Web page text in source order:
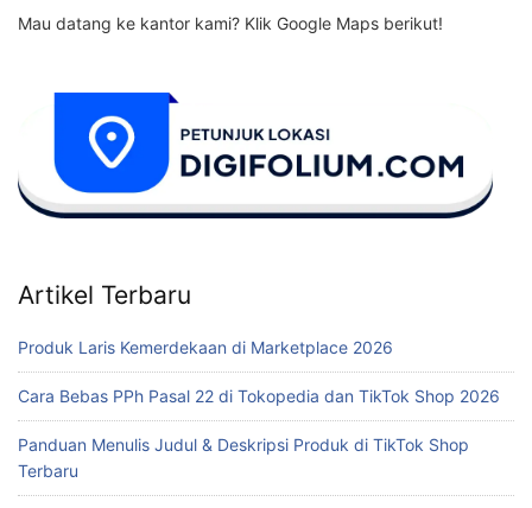
Mau datang ke kantor kami? Klik Google Maps berikut!
Artikel Terbaru
Produk Laris Kemerdekaan di Marketplace 2026
Cara Bebas PPh Pasal 22 di Tokopedia dan TikTok Shop 2026
Panduan Menulis Judul & Deskripsi Produk di TikTok Shop
Terbaru